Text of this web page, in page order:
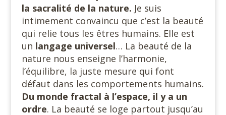
la sacralité de la nature. Je suis
intimement convaincu que c’est la beauté
qui relie tous les êtres humains. Elle est
un langage universel… La beauté de la
nature nous enseigne l’harmonie,
l’équilibre, la juste mesure qui font
défaut dans les comportements humains.
Du monde fractal à l’espace, il y a un
ordre. La beauté se loge partout jusqu’au